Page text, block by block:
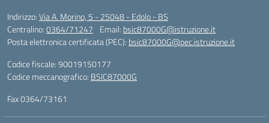
Indirizzo:Via A. Morino, 5 - 25048 - Edolo - BS
Centralino:0364/71247 Email: bsic87000G@istruzione.it
Posta elettronica certificata (PEC): bsic87000G@pec.istruzione.it
Codice fiscale: 90019150177
Codice meccanografico: BSIC87000G
Fax 0364/73161